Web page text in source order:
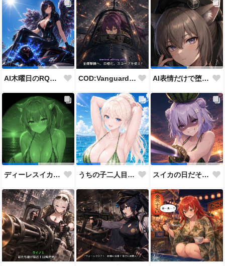
AI木曜日のRQ参加作品 COD:Vanguard "ミッドウェー海戦" AI表情だけで堕とせ参加作品
ディーレスイカビキニ うちの子二人目スイカの日 スイカの日だそうなので、仲の良い先輩後輩でスイカ割り（意味深）